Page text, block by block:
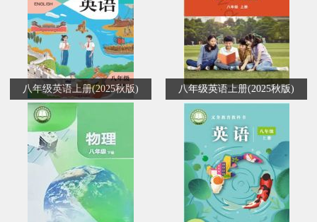
八年级英语上册(2025秋版) 八年级英语上册(2025秋版)